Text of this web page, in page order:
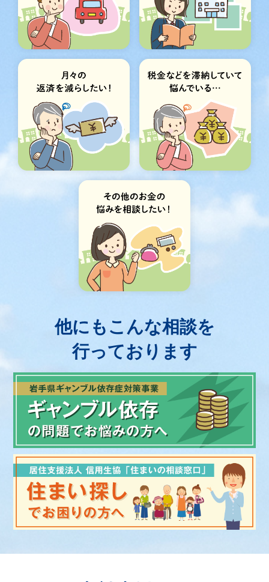
他にもこんな相談を
行っております